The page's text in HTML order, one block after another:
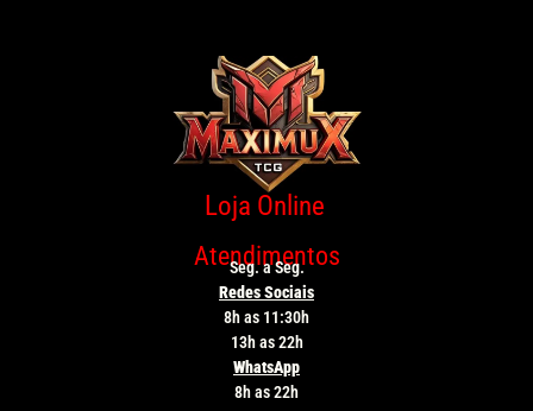
Loja Online
Atendimentos
Seg. a Seg.
Redes Sociais
8h as 11:30h
13h as 22h
WhatsApp
8h as 22h